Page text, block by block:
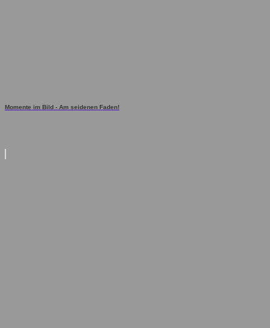
Momente im Bild - Am seidenen Faden!